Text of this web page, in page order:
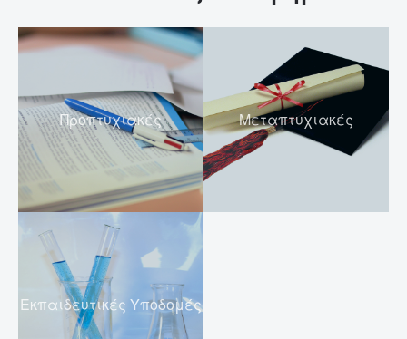
Προπτυχιακές Μεταπτυχιακές
Εκπαιδευτικές Υποδομές